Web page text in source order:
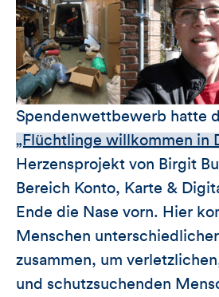
Spendenwettbewerb hatte
„Flüchtlinge willkommen in
Herzensprojekt von Birgit
Bereich Konto, Karte &
Ende die Nase vorn. Hier
Menschen
zusammen, um
und schutzsuchenden